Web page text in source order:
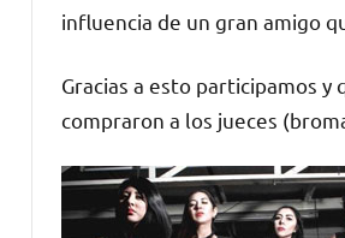
influencia de un gran amigo
Gracias a esto participamos
compraron a los jueces